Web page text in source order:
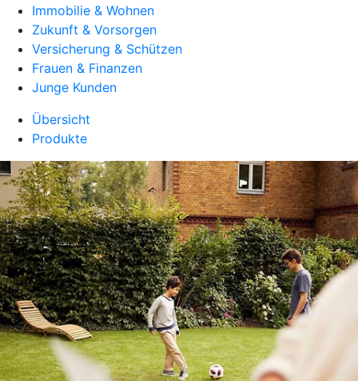
Immobilie & Wohnen
Zukunft & Vorsorgen
Versicherung & Schützen
Frauen & Finanzen
Junge Kunden
Übersicht
Produkte